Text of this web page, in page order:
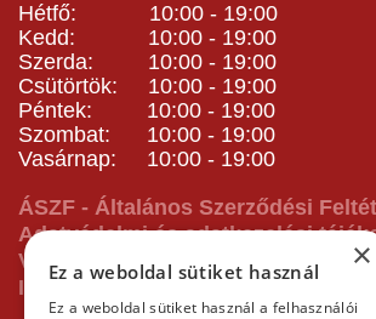
Hétfő: 10:00 - 19:00
Kedd: 10:00 - 19:00
Szerda: 10:00 - 19:00
Csütörtök: 10:00 - 19:00
Péntek: 10:00 - 19:00
Szombat: 10:00 - 19:00
Vasárnap: 10:00 - 19:00
ÁSZF - Általános Szerződési
Adatvédelmi és adatkezelési
Vásárlás előtti tájékoztató
Impresszum
×
Ez a weboldal sütiket használ
Ez a weboldal sütiket használ a felhasználói